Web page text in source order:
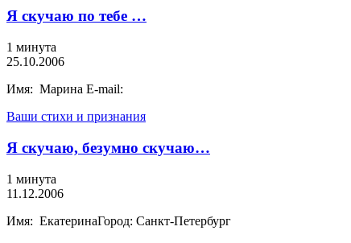
Я скучаю по тебе …
1 минута
25.10.2006
Имя: Марина E-mail:
Ваши стихи и признания
Я скучаю, безумно скучаю…
1 минута
11.12.2006
Имя: ЕкатеринаГород: Санкт-Петербург